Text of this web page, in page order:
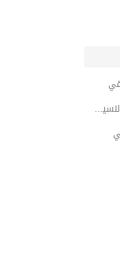
شقق 1 غرفة نوم للايجار مفروشة في حي النسيم الشرقي